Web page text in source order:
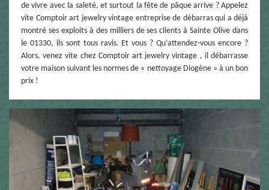
de vivre avec la saleté, et surtout la fête de pâque arrive ? Appelez
vite Comptoir art jewelry vintage entreprise de débarras qui a déjà
montré ses exploits à des milliers de ses clients à Sainte Olive dans
le 01330, ils sont tous ravis. Et vous ? Qu’attendez-vous encore ?
Alors, venez vite chez Comptoir art jewelry vintage , il débarrasse
votre maison suivant les normes de « nettoyage Diogène » à un bon
prix !